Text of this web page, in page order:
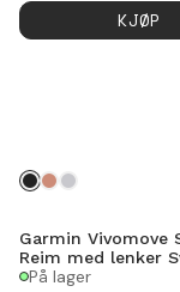
KJØP
Garmin Vivomove
Reim med lenker
På lager